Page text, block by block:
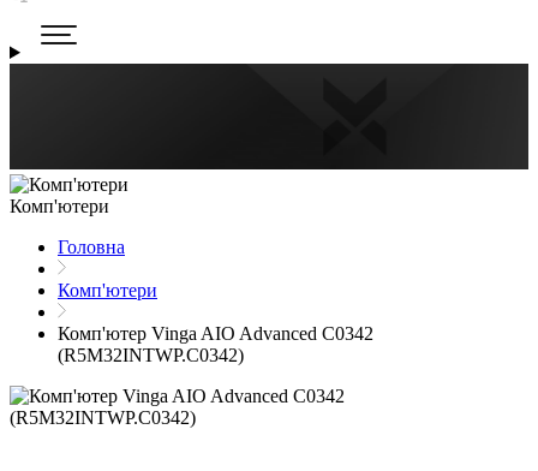
Комп'ютери
Головна
Комп'ютери
Комп'ютер Vinga AIO Advanced C0342
(R5M32INTWP.C0342)